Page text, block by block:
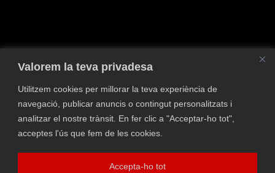
Valorem la teva privadesa
Utilitzem cookies per millorar la teva experiència de
navegació, publicar anuncis o contingut personalitzats i
analitzar el nostre trànsit. En fer clic a "Acceptar-ho tot",
acceptes l'ús que fem de les cookies.
Accepta-ho tot
Política de privacitat Política de Cookies
Avís
legal
Política de qualitat i medi ambient
Finançat pel Programa Kit Digital, Pla de Recuperació,